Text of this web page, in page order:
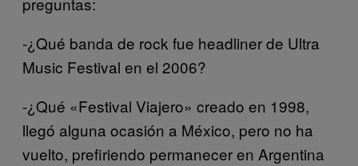
-¿Qué banda de rock fue headliner de Ultra
Music Festival en el 2006?
-¿Qué «Festival Viajero» creado en 1998,
llegó alguna ocasión a México, pero no ha
vuelto, prefiriendo permanecer en Argentina